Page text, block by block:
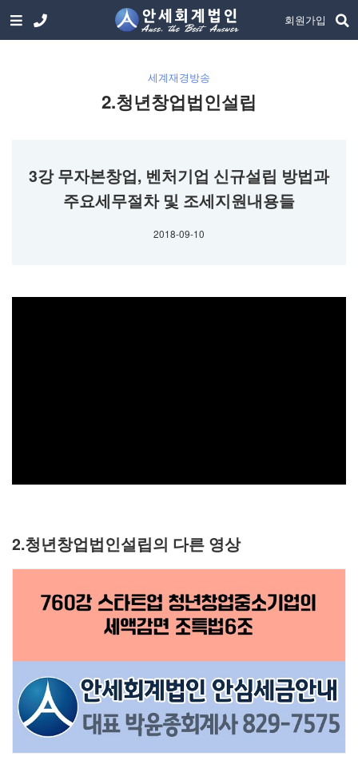
회원가입
세계재경방송
2.청년창업법인설립
3강 무자본창업, 벤처기업 신규설립 방법과
주요세무절차 및 조세지원내용들
2018-09-10
2.청년창업법인설립의 다른 영상